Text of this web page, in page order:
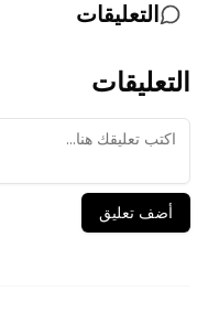
التعليقات
التعليقات
أضف تعليق